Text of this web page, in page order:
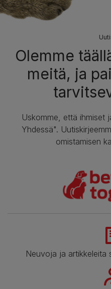
Olemme
meitä, ja
Uskomme, että ihmiset
Yhdessä".
omistamisen
Neuvoja ja artikkeleita